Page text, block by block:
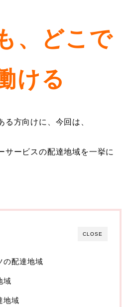
、どこで
ける
る方向けに、今回は、
サービスの配達地域を一挙に
CLOSE
の配達地域
域
地域